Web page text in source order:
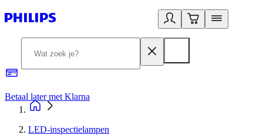
Betaal later met Klarna
LED-inspectielampen